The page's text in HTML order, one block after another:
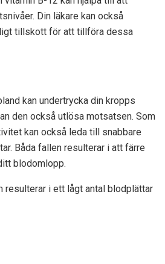
Din läkare kan också
tillskott för att tillföra dessa
kan undertrycka din kropps
den också utlösa motsatsen. Som
kan också leda till snabbare
Båda fallen resulterar i att färre
blodomlopp.
resulterar i ett lågt antal blodplättar